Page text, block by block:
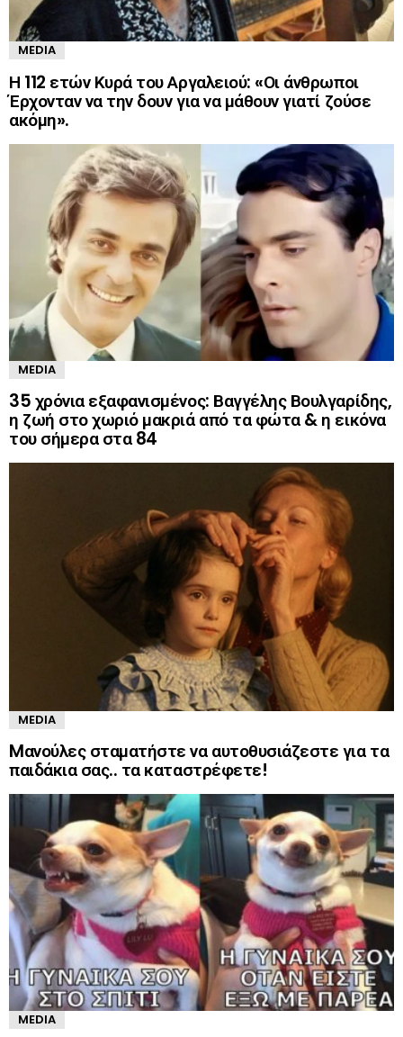
MEDIA
Η 112 ετών Κυρά του Αργαλειού: «Οι άνθρωποι
Έρχονταν να την δουν για να μάθουν γιατί ζούσε
ακόμη».
MEDIA
35 χρόνια εξαφανισμένος: Βαγγέλης Βουλγαρίδης,
η ζωή στο χωριό μακριά από τα φώτα & η εικόνα
του σήμερα στα 84
MEDIA
Mανούλες σταματήστε να αυτοθυσιάζεστε για τα
παιδάκια σας.. τα καταστρέφετε!
MEDIA